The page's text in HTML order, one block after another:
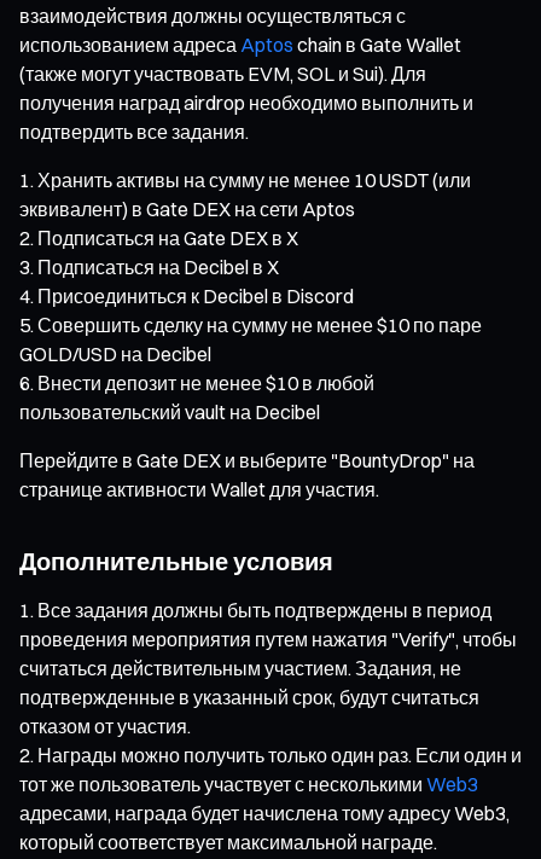
взаимодействия должны осуществляться с
использованием адреса Aptos chain в Gate Wallet
(также могут участвовать EVM, SOL и Sui). Для
получения наград airdrop необходимо выполнить и
подтвердить все задания.
Хранить активы на сумму не менее 10 USDT (или
эквивалент) в Gate DEX на сети Aptos
Подписаться на Gate DEX в X
Подписаться на Decibel в X
Присоединиться к Decibel в Discord
Совершить сделку на сумму не менее $10 по паре
GOLD/USD на Decibel
Внести депозит не менее $10 в любой
пользовательский vault на Decibel
Перейдите в Gate DEX и выберите "BountyDrop" на
странице активности Wallet для участия.
Дополнительные условия
Все задания должны быть подтверждены в период
проведения мероприятия путем нажатия "Verify", чтобы
считаться действительным участием. Задания, не
подтвержденные в указанный срок, будут считаться
отказом от участия.
Награды можно получить только один раз. Если один и
тот же пользователь участвует с несколькими Web3
адресами, награда будет начислена тому адресу Web3,
который соответствует максимальной награде.